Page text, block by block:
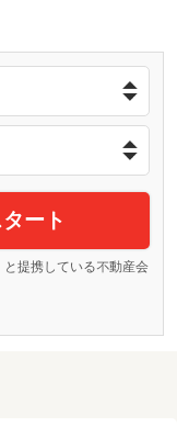
ート
提携している不動産会